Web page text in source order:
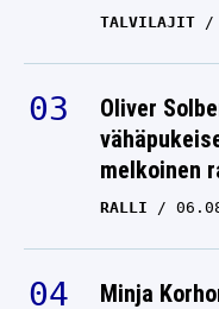
TALVILAJIT
Oliver
melkoinen
RALLI
Minja